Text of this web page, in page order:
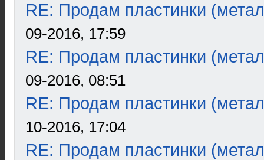
RE: Продам пластинки
09-2016, 17:59
RE: Продам пластинки
09-2016, 08:51
RE: Продам пластинки
10-2016, 17:04
RE: Продам пластинки